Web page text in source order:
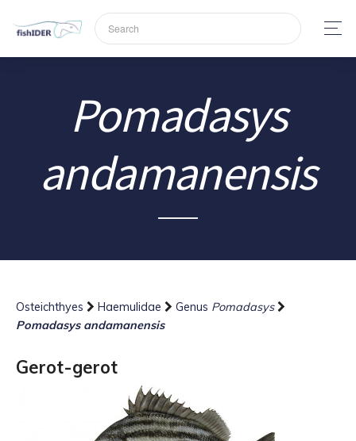
Pomadasys
andamanensis
Osteichthyes Haemulidae Genus Pomadasys
Pomadasys andamanensis
Gerot-gerot